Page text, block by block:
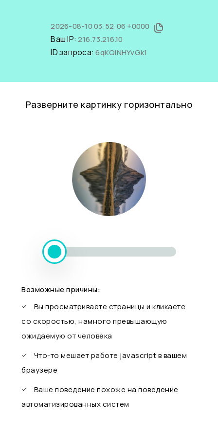
2026-08-10 03:52:06 +0000
Ваш IP:216.73.216.10
ID запроса:6qKQINHYvGk1
Разверните картинку горизонтально
Возможные причины:
Вы просматриваете страницы и кликаете
со скоростью, намного превышающую
ожидаемую от человека
Что-то мешает работе javascript в вашем
браузере
Ваше поведение похоже на поведение
автоматизированных систем